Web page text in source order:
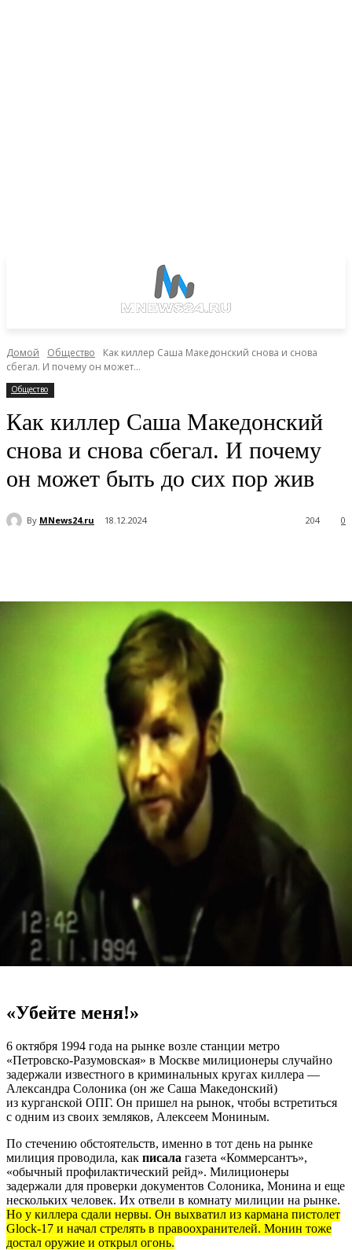
Домой Общество
Как киллер Саша Македонский снова и снова
сбегал. И почему он может...
Общество
Как киллер Саша Македонский
снова и снова сбегал. И почему
он может быть до сих пор жив
By MNews24.ru 18.12.2024 0
204
«Убейте меня!»
6 октября 1994 года на рынке возле станции метро
«Петровско-Разумовская» в Москве милиционеры случайно
задержали известного в криминальных кругах киллера —
Александра Солоника (он же Саша Македонский)
из курганской ОПГ. Он пришел на рынок, чтобы встретиться
с одним из своих земляков, Алексеем Мониным.
По стечению обстоятельств, именно в тот день на рынке
милиция проводила, как писала газета «Коммерсантъ»,
«обычный профилактический рейд». Милиционеры
задержали для проверки документов Солоника, Монина и еще
нескольких человек. Их отвели в комнату милиции на рынке.
Но у киллера сдали нервы. Он выхватил из кармана пистолет
Glock-17 и начал стрелять в правоохранителей. Монин тоже
достал оружие и открыл огонь.